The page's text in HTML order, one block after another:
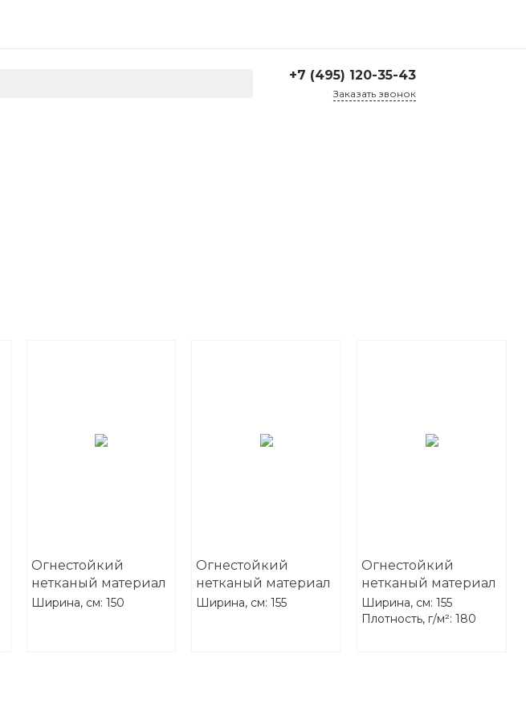
+7 (495) 120-35-43
Заказать звонок
Огнестойкий
нетканый материал
"Иннотекс-200"
Ширина, см: 150
Огнестойкий
нетканый материал
"Иннотекс-1200"
Ширина, см: 155
Огнестойкий
нетканый материал
"Иннотекс-150"
Ширина, см: 155
Плотность, г/м²: 180